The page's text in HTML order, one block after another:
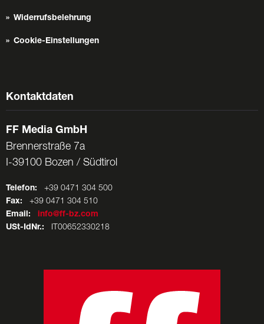
Widerrufsbelehrung
Cookie-Einstellungen
Kontaktdaten
FF Media GmbH
Brennerstraße 7a
I-39100 Bozen / Südtirol
Telefon: +39 0471 304 500
Fax: +39 0471 304 510
Email:
info@ff-bz.com
USt-IdNr.: IT00652330218